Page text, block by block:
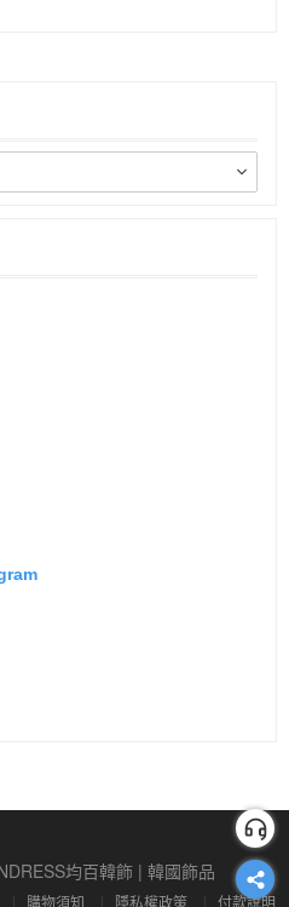
均百韓飾 | 韓國飾品
購物須知 隱私權政策 付款說明